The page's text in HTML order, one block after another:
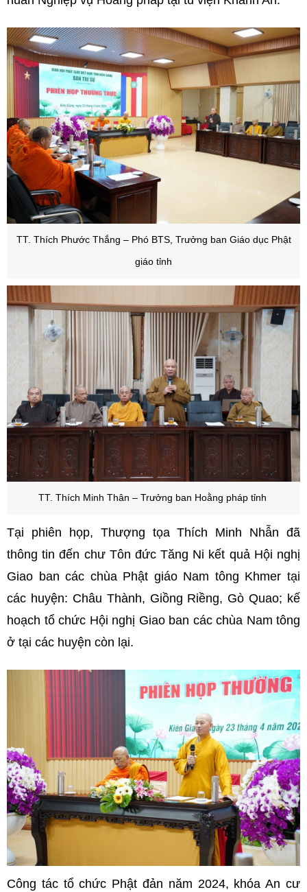
TT. Thích Phước Thắng – Phó BTS, Trưởng ban Giáo dục Phật
giáo tỉnh
TT. Thích Minh Thân – Trưởng ban Hoằng pháp tỉnh
Tại phiên họp, Thượng tọa Thích Minh Nhẫn đã
thông tin đến chư Tôn đức Tăng Ni kết quả Hội nghị
Giao ban các chùa Phật giáo Nam tông Khmer tại
các huyện: Châu Thành, Giồng Riềng, Gò Quao; kế
hoạch tổ chức Hội nghị Giao ban các chùa Nam tông
ở tại các huyện còn lại.
Công tác tổ chức Phật đản năm 2024, khóa An cư